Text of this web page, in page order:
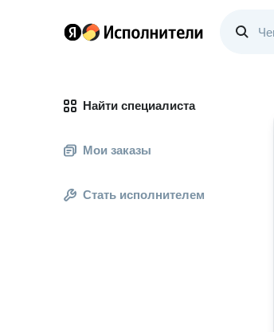
Найти специалиста
Мои заказы
Стать исполнителем